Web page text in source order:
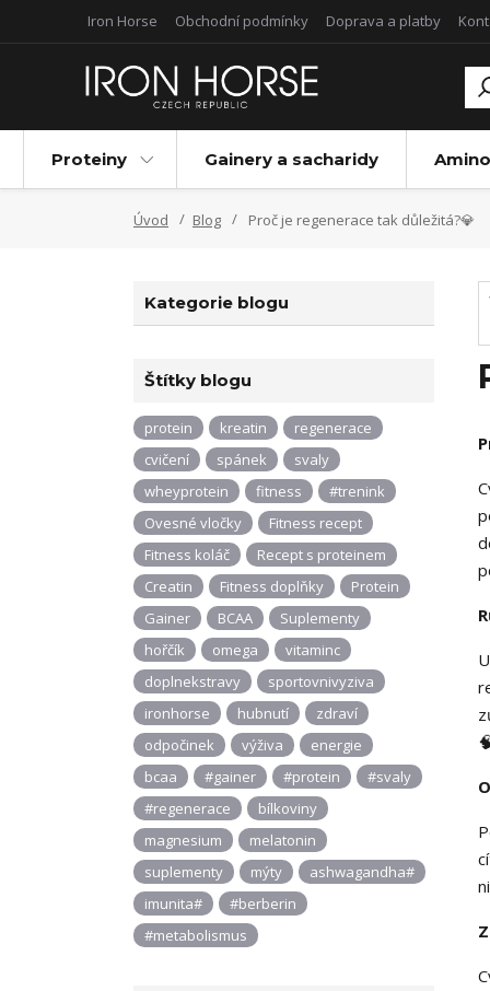
Iron Horse Obchodní podmínky Doprava a platby
Proteiny Gainery a sacharidy
Úvod Blog Proč je regenerace tak důležitá?💎
Kategorie blogu
Štítky blogu
protein kreatin
regenerace
cvičení
spánek
svaly
wheyprotein
fitness
#trenink
Ovesné vločky
Fitness recept
Fitness koláč
Recept s proteinem
Creatin
Fitness doplňky
Protein
Gainer
BCAA
Suplementy
hořčík
omega
vitaminc
doplnekstravy
sportovnivyziva
ironhorse
hubnutí
zdraví
odpočinek
výživa
energie
bcaa
#gainer #protein
#svaly
#regenerace
bílkoviny
magnesium
melatonin
suplementy
mýty
ashwagandha#
imunita#
#berberin
#metabolismus